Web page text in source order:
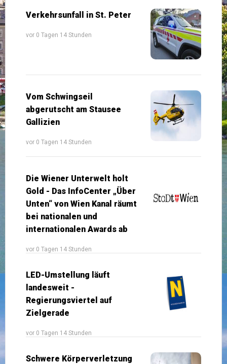
Verkehrsunfall in St. Peter
vor 0 Tagen 14 Stunden
Vom Schwingseil
abgerutscht am Stausee
Gallizien
vor 0 Tagen 14 Stunden
Die Wiener Unterwelt holt
Gold - Das InfoCenter „Über
Unten“ von Wien Kanal räumt
bei nationalen und
internationalen Awards ab
vor 0 Tagen 14 Stunden
LED-Umstellung läuft
landesweit -
Regierungsviertel auf
Zielgerade
vor 0 Tagen 14 Stunden
Schwere Körperverletzung